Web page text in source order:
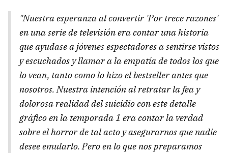
"Nuestra esperanza al convertir 'Por trece razones'
en una serie de televisión era contar una historia
que ayudase a jóvenes espectadores a sentirse vistos
y escuchados y llamar a la empatía de todos los que
lo vean, tanto como lo hizo el bestseller antes que
nosotros. Nuestra intención al retratar la fea y
dolorosa realidad del suicidio con este detalle
gráfico en la temporada 1 era contar la verdad
sobre el horror de tal acto y asegurarnos que nadie
desee emularlo. Pero en lo que nos preparamos